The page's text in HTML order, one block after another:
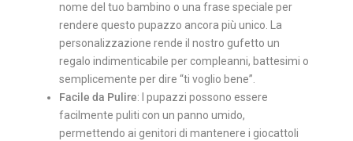
nome del tuo bambino o una frase speciale per
rendere questo pupazzo ancora più unico. La
personalizzazione rende il nostro gufetto un
regalo indimenticabile per compleanni, battesimi o
semplicemente per dire “ti voglio bene”.
Facile da Pulire: I pupazzi possono essere
facilmente puliti con un panno umido,
permettendo ai genitori di mantenere i giocattoli